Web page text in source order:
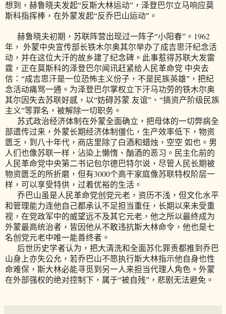
想到，赫鲁晓夫发起“反斯大林运动”，泽登巴尔立马响应莫
斯科指挥棒，在外蒙发起“反乔巴山运动”。
赫鲁晓夫初期，苏联阵营出现过一阵子“小阳春”。 1962
年， 外蒙中央宣传部长铁木尔奥其尔举办了成吉思汗纪念活
动，并在这位大汗的故乡建了纪念碑。此事惹得苏联大发雷
霆，正在莫斯科的泽登巴尔闻讯赶紧给人民革命党 中央去
信：“成吉思汗是一位恐怖主义份子，不是民族英雄”，把纪
念活动痛骂一通。为泽登巴尔掌权立下汗马功劳的铁木尔奥
其尔因失去苏联好感，以“妨碍苏蒙 友谊”、“搞资产阶级民族
主义”等罪名，被解除一切职务。
苏式政治经济体制在外蒙全面确立，把母体的一切弊病全
部遗传过来，外蒙长期经济体制僵化，生产效率低下，物资
匮乏，到八十年代，商店里除了白酒和蜡烛，空空 如也。男
人们也像苏联一样，沾染上懒惰、酗酒的恶习。民主化前的
人民革命党中央第二书记包尔德巴特尔说，尽管人民长期被
物资匮乏的所折磨，但有3000个高干家庭像苏联特权阶层一
样，可以享受特供，过着优裕的生活。
乔巴山虽是人民革命党创党元老，资历不浅，但文化水平
和管理能力连他自己都承认不足担当重任，长期以来未受重
视，在党政军中的威望远不及其它元老，他之所以最终成为
外蒙最高统治者，皆因他从不敢违抗斯大林命令，他也是七
名创党元老中唯一能善终者。
后世历史学者认为，把大清洗和全面苏化罪责都推到乔巴
山身上亦失公允，若乔巴山不愿执行斯大林指示他自身也性
命难保，斯大林必能寻觅到另一人来担当代理人角色。外蒙
在外部强权的绝对控制下，属于“被自残”，悲剧无法避免。